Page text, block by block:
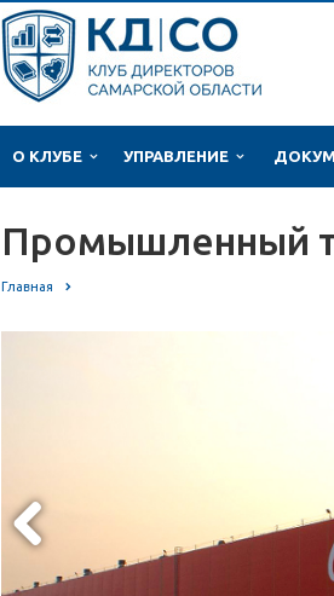
О КЛУБЕ УПРАВЛЕНИЕ
Промышленный
Главная
Previous